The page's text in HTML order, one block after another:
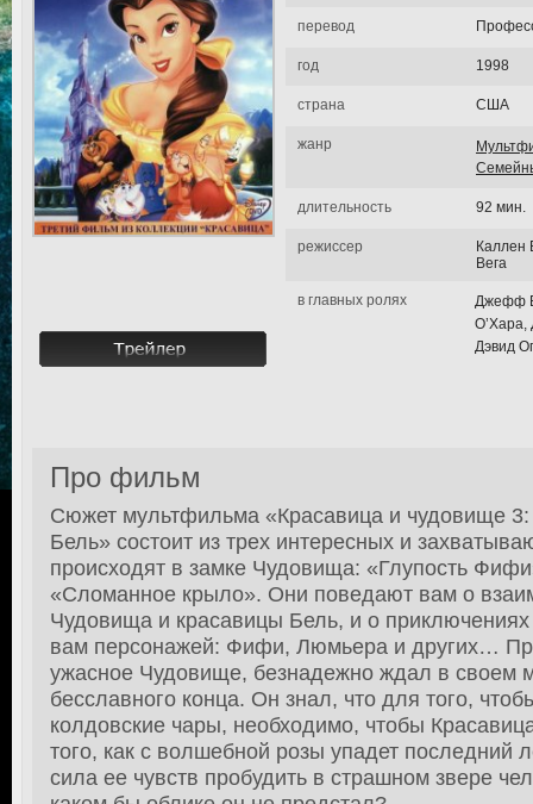
перевод
год 1998
страна США
жанр
длительность 92 мин.
режиссер
Каллен
Вега
в главных ролях
Джефф
О’Хара,
Дэвид
Про фильм
Сюжет мультфильма «Красавица и чудовище
Бель» состоит из трех интересных и
происходят в замке Чудовища: «Глупость
«Сломанное крыло». Они поведают вам о
Чудовища и красавицы Бель, и о
вам персонажей: Фифи, Люмьера и других…
ужасное Чудовище, безнадежно ждал в своем
бесславного конца. Он знал, что для того,
колдовские чары, необходимо, чтобы
того, как с волшебной розы упадет последний
сила ее чувств пробудить в страшном звере